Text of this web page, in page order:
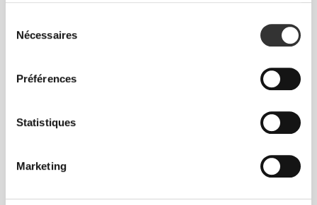
Nécessaires
Préférences
Statistiques
Marketing